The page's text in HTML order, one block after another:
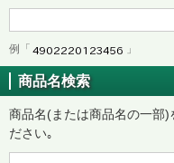
例「 」
商品名検索
商品名(または商品名の一部)
ださい｡